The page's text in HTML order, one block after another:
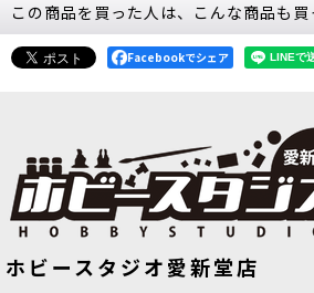
[週刊ウォーハンマー] コンバ
[38983]
1,499円(税込)
象外の商品です。 『ウォー
単なるゲームやホビーでは
ー40,000：コンバットパトロ
世界…
この商品を買った人は、こんな商品も買
シ 1【人工毛】[B03001]
ロール 15
Facebookでシェア
ホビースタジオ愛新堂店